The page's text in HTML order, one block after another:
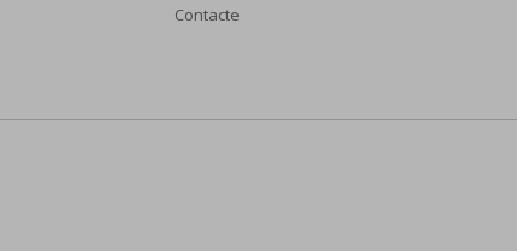
Contacte